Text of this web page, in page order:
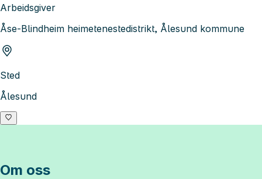
Arbeidsgiver
Åse-Blindheim heimetenestedistrikt, Ålesund kommune
Sted
Ålesund
Om oss